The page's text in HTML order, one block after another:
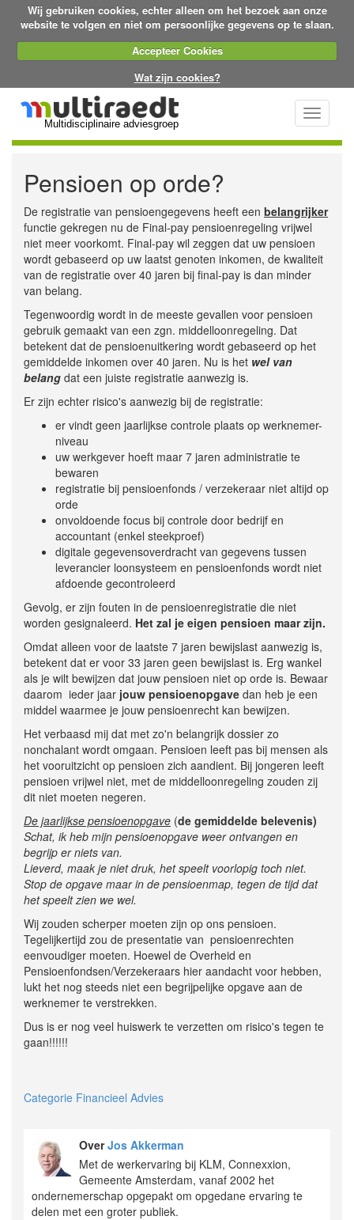
Wij gebruiken cookies, echter alleen om het bezoek aan onze
website te volgen en niet om persoonlijke gegevens op te slaan.
Accepteer Cookies
Wat zijn cookies?
Multidisciplinaire adviesgroep
Toggle
Pensioen op orde?
De registratie van pensioengegevens heeft een belangrijker
functie gekregen nu de Final-pay pensioenregeling vrijwel
niet meer voorkomt. Final-pay wil zeggen dat uw pensioen
wordt gebaseerd op uw laatst genoten inkomen, de kwaliteit
van de registratie over 40 jaren bij final-pay is dan minder
van belang.
Tegenwoordig wordt in de meeste gevallen voor pensioen
gebruik gemaakt van een zgn. middelloonregeling. Dat
betekent dat de pensioenuitkering wordt gebaseerd op het
gemiddelde inkomen over 40 jaren. Nu is het wel van
belang dat een juiste registratie aanwezig is.
Er zijn echter risico's aanwezig bij de registratie:
er vindt geen jaarlijkse controle plaats op werknemer-
niveau
uw werkgever hoeft maar 7 jaren administratie te
bewaren
registratie bij pensioenfonds / verzekeraar niet altijd op
orde
onvoldoende focus bij controle door bedrijf en
accountant (enkel steekproef)
digitale gegevensoverdracht van gegevens tussen
leverancier loonsysteem en pensioenfonds wordt niet
afdoende gecontroleerd
Gevolg, er zijn fouten in de pensioenregistratie die niet
worden gesignaleerd. Het zal je eigen pensioen maar zijn.
Omdat alleen voor de laatste 7 jaren bewijslast aanwezig is,
betekent dat er voor 33 jaren geen bewijslast is. Erg wankel
als je wilt bewijzen dat jouw pensioen niet op orde is. Bewaar
daarom ieder jaar jouw pensioenopgave dan heb je een
middel waarmee je jouw pensioenrecht kan bewijzen.
Het verbaasd mij dat met zo'n belangrijk dossier zo
nonchalant wordt omgaan. Pensioen leeft pas bij mensen als
het vooruitzicht op pensioen zich aandient. Bij jongeren leeft
pensioen vrijwel niet, met de middelloonregeling zouden zij
dit niet moeten negeren.
De jaarlijkse pensioenopgave (de gemiddelde belevenis)
Schat, ik heb mijn pensioenopgave weer ontvangen en
begrijp er niets van.
Lieverd, maak je niet druk, het speelt voorlopig toch niet.
Stop de opgave maar in de pensioenmap, tegen de tijd dat
het speelt zien we wel.
Wij zouden scherper moeten zijn op ons pensioen.
Tegelijkertijd zou de presentatie van pensioenrechten
eenvoudiger moeten. Hoewel de Overheid en
Pensioenfondsen/Verzekeraars hier aandacht voor hebben,
lukt het nog steeds niet een begrijpelijke opgave aan de
werknemer te verstrekken.
Dus is er nog veel huiswerk te verzetten om risico's tegen te
gaan!!!!!!
Categorie Financieel Advies
OverJos Akkerman
Met de werkervaring bij KLM, Connexxion,
Gemeente Amsterdam, vanaf 2002 het
ondernemerschap opgepakt om opgedane ervaring te
delen met een groter publiek.